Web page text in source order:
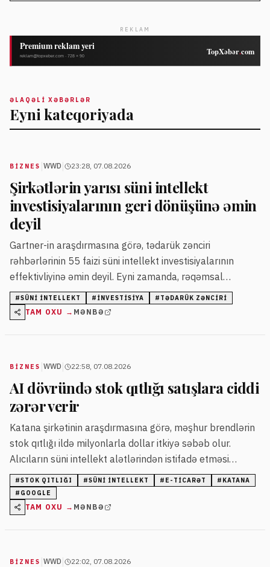
REKLAM
ƏLAQƏLI XƏBƏRLƏR
Eyni kateqoriyada
BIZNES WWD 23:28, 07.08.2026
Şirkətlərin yarısı süni intellekt
investisiyalarının geri dönüşünə əmin
deyil
Gartner-in araşdırmasına görə, tədarük zənciri
rəhbərlərinin 55 faizi süni intellekt investisiyalarının
effektivliyinə əmin deyil. Eyni zamanda, rəqəmsal
investisiyaların 67 faizi süni intellekt texnologiyalarına
yönəlib.
#SÜNI INTELLEKT # INVESTISIYA # TƏDARÜK ZƏNCIRI
TAM OXU → MƏNBƏ
BIZNES WWD 22:58, 07.08.2026
AI dövründə stok qıtlığı satışlara ciddi
zərər verir
Katana şirkətinin araşdırmasına görə, məşhur brendlərin
stok qıtlığı ildə milyonlarla dollar itkiyə səbəb olur.
Alıcıların süni intellekt alətlərindən istifadə etməsi
satışların itirilmə sürətini artırır.
#STOK QITLIĞI #SÜNI INTELLEKT # E-TICARƏT # KATANA
# GOOGLE
TAM OXU → MƏNBƏ
BIZNES WWD 22:02, 07.08.2026